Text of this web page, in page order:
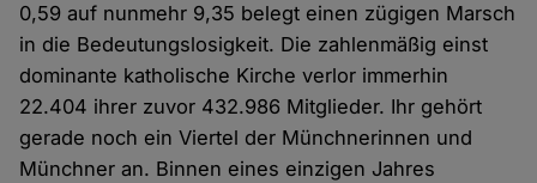
0,59 auf nunmehr 9,35 belegt einen zügigen Marsch
in die Bedeutungslosigkeit. Die zahlenmäßig einst
dominante katholische Kirche verlor immerhin
22.404 ihrer zuvor 432.986 Mitglieder. Ihr gehört
gerade noch ein Viertel der Münchnerinnen und
Münchner an. Binnen eines einzigen Jahres